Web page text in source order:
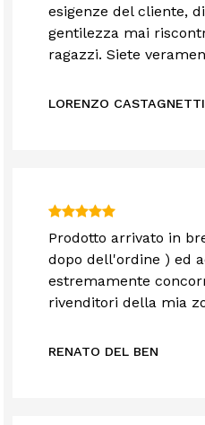
esigenze del cliente,
gentilezza mai
ragazzi. Siete
LORENZO CASTAGNETTI
Prodotto arrivato in
dopo dell'ordine ) ed
estremamente
rivenditori della mia
RENATO DEL BEN